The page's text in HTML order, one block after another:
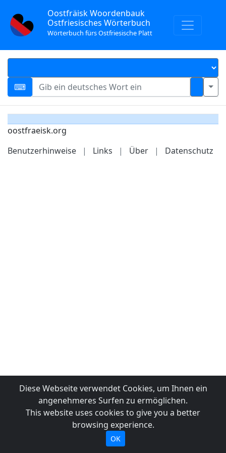
Oostfräisk Woordenbauk
Ostfriesisches Wörterbuch
Wörterbuch fürs Ostfriesische Platt
oostfraeisk.org
Benutzerhinweise
| Links | Über | Datenschutz
Diese Webseite verwendet Cookies, um Ihnen ein
angenehmeres Surfen zu ermöglichen.
This website uses cookies to give you a better
browsing experience.
OK